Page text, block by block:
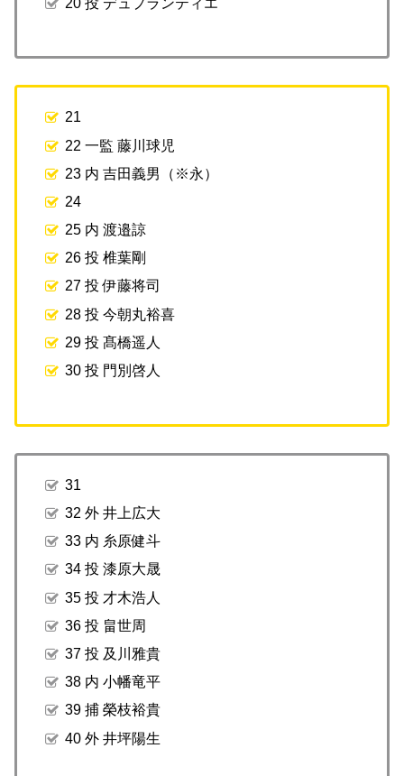
21
22 一監 藤川球児
23 内 吉田義男（※永）
24
25 内 渡邉諒
26 投 椎葉剛
27 投 伊藤将司
28 投 今朝丸裕喜
29 投 髙橋遥人
30 投 門別啓人
31
32 外 井上広大
33 内 糸原健斗
34 投 漆原大晟
35 投 才木浩人
36 投 畠世周
37 投 及川雅貴
38 内 小幡竜平
39 捕 榮枝裕貴
40 外 井坪陽生